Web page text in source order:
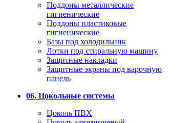
Поддоны металлические
гигиенические
Поддоны пластиковые
гигиенические
Базы под холодильник
Лотки под стиральную машину
Защитные накладки
Защитные экраны под варочную
панель
06. Цокольные системы
Цоколь ПВХ